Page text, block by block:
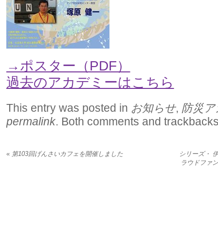
→ポスター（PDF）
過去のアカデミーはこちら
This entry was posted in お知らせ, 防災
permalink. Both comments and
«第103回げんさいカフェを開催しました
シリーズ・
ラウドファ